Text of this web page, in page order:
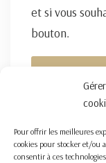
Pour offrir les meilleures
cookies pour stocker et/ou
consentir à ces
et si vous
bouton.